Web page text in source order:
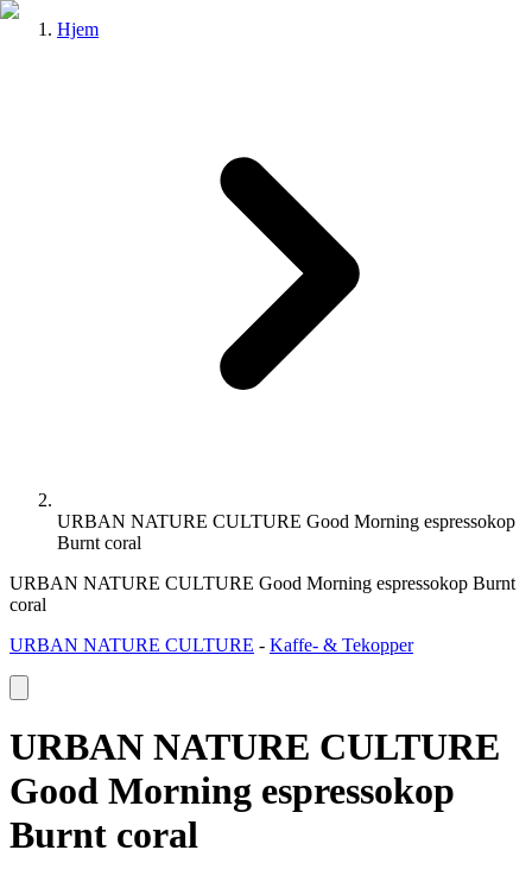
Hjem
URBAN NATURE CULTURE Good Morning espressokop
Burnt coral
URBAN NATURE CULTURE Good Morning espressokop Burnt
coral
URBAN NATURE CULTURE - Kaffe- & Tekopper
URBAN NATURE CULTURE
Good Morning espressokop
Burnt coral